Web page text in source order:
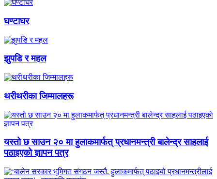
घण्टाघर
झुपडि र महल
थरीथरीका जिम्मालहरू
यस्तो छ साउन २० मा हुलाकमार्फत् प्रधानमन्त्री बालेन्द्र साहलाई
पठाइएको ज्ञापन पत्र